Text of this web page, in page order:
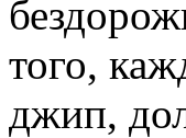
того,
джип,